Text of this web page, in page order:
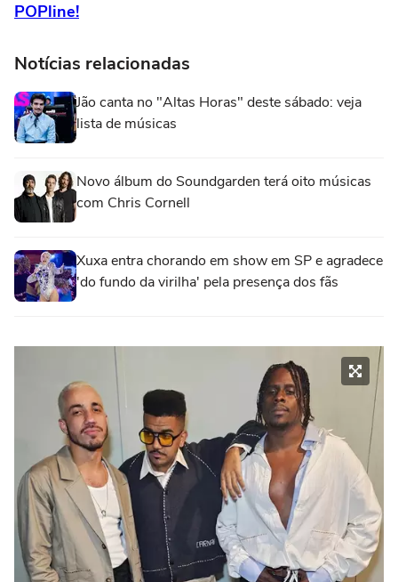
POPline!
Notícias relacionadas
Jão canta no "Altas Horas" deste sábado: veja
lista de músicas
Novo álbum do Soundgarden terá oito músicas
com Chris Cornell
Xuxa entra chorando em show em SP e agradece
'do fundo da virilha' pela presença dos fãs